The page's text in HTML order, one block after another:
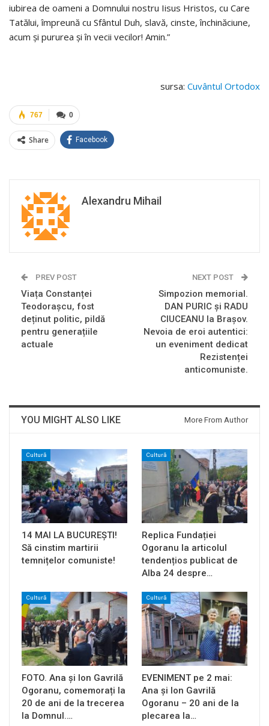
iubirea de oameni a Domnului nostru Iisus Hristos, cu Care
Tatălui, împreună cu Sfântul Duh, slavă, cinste, închinăciune,
acum şi pururea şi în vecii vecilor! Amin.”
sursa: Cuvântul Ortodox
0
767
Share Facebook
Alexandru Mihail
PREV POST
Viața Constanței
Teodorașcu, fost
deținut politic, pildă
pentru generațiile
actuale
NEXT POST
Simpozion memorial.
DAN PURIC și RADU
CIUCEANU la Brașov.
Nevoia de eroi autentici:
un eveniment dedicat
Rezistenței
anticomuniste.
YOU MIGHT ALSO LIKE More From Author
Cultură
14 MAI LA BUCUREȘTI!
Să cinstim martirii
temnițelor comuniste!
Cultură
Replica Fundației
Ogoranu la articolul
tendențios publicat de
Alba 24 despre…
Cultură
FOTO. Ana și Ion Gavrilă
Ogoranu, comemorați la
20 de ani de la trecerea
la Domnul.…
Cultură
EVENIMENT pe 2 mai:
Ana și Ion Gavrilă
Ogoranu – 20 ani de la
plecarea la…